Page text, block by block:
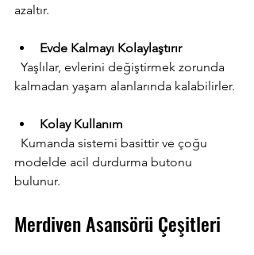
azaltır.
Evde Kalmayı Kolaylaştırır
kalmadan yaşam alanlarında kalabilirler.
Kolay Kullanım
modelde acil durdurma butonu
bulunur.
Merdiven Asansörü Çeşitleri